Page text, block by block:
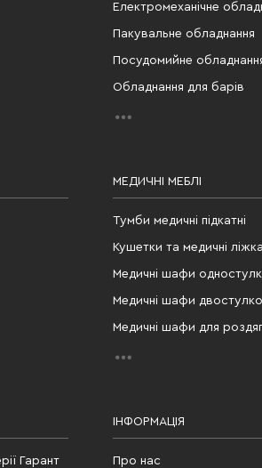
Електромеханічне
Пакувальне обладнання
Посудомийне
Обладнання для барів
МЕДИЧНІ МЕБЛІ
Тумби медичні підкатні
Кушетки та медичні ліжка
Медичні шафи
Медичні шафи
Медичні шафи для
Гарант
ІНФОРМАЦІЯ
Про нас